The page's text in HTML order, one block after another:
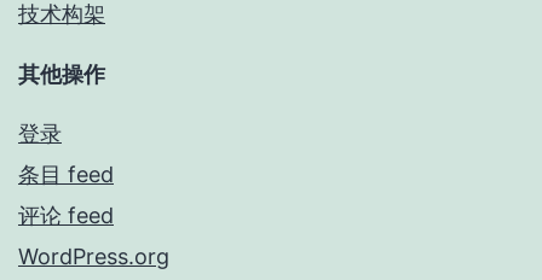
技术构架
其他操作
登录
条目 feed
评论 feed
WordPress.org